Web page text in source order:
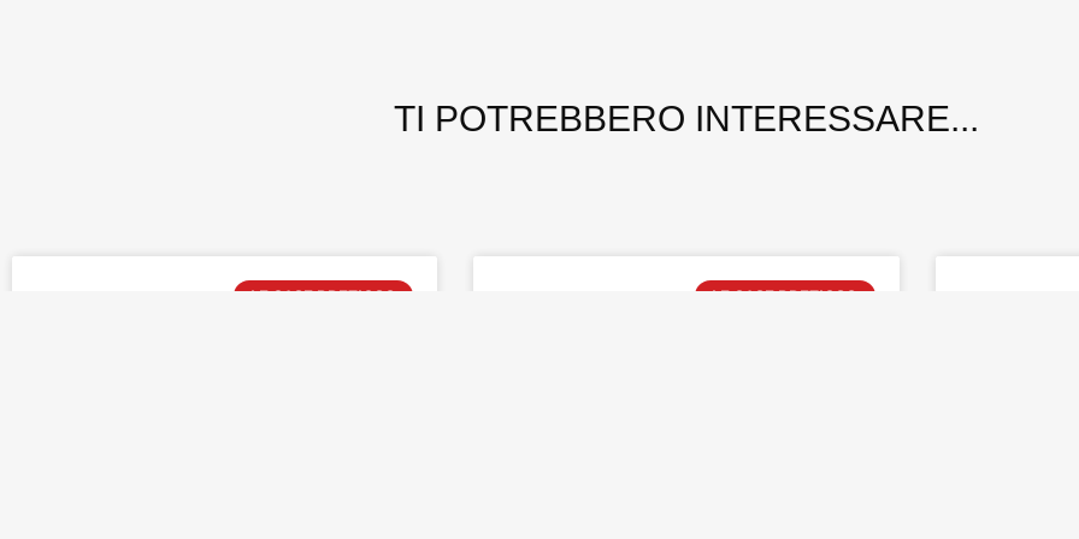
TI POTREBBERO INTERESSARE...
LE CASE PREZIOSO LE CASE PREZIOSO